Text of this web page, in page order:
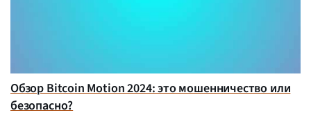
Обзор Bitcoin Motion 2024: это мошенничество или
безопасно?